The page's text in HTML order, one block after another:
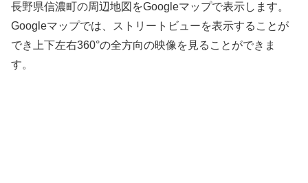
長野県信濃町の周辺地図をGoogleマップで表示します。
Googleマップでは、ストリートビューを表示することが
でき上下左右360°の全方向の映像を見ることができま
す。